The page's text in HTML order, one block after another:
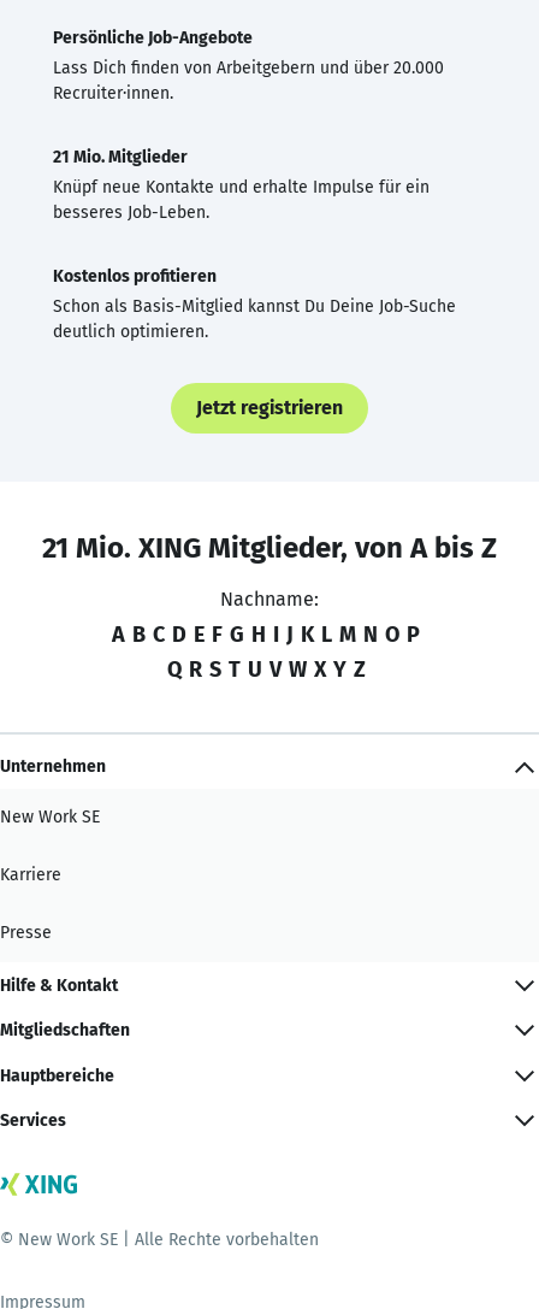
Persönliche Job-Angebote
Lass Dich finden von Arbeitgebern und über 20.000
Recruiter·innen.
21 Mio. Mitglieder
Knüpf neue Kontakte und erhalte Impulse für ein
besseres Job-Leben.
Kostenlos profitieren
Schon als Basis-Mitglied kannst Du Deine Job-Suche
deutlich optimieren.
Jetzt registrieren
21 Mio. XING Mitglieder, von A bis Z
Nachname:
A B C D E F G H I J K L M N O P
Q R S T U V W X Y Z
Unternehmen
New Work SE
Karriere
Presse
Hilfe & Kontakt
Mitgliedschaften
Hauptbereiche
Services
© New Work SE | Alle Rechte vorbehalten
Impressum